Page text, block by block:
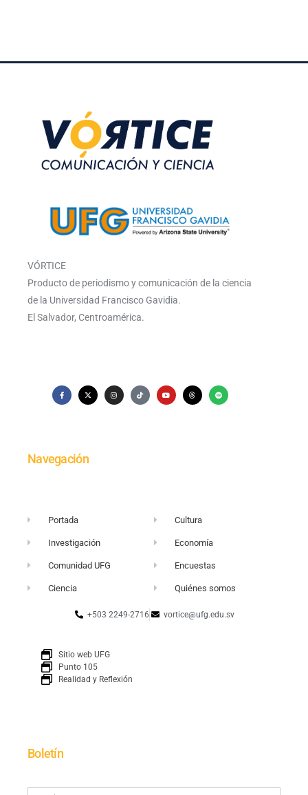
VÓRTICE
Producto de periodismo y comunicación de la ciencia
de la Universidad Francisco Gavidia.
El Salvador, Centroamérica.
Navegación
Portada
Investigación
Comunidad UFG
Ciencia
Cultura
Economía
Encuestas
Quiénes somos
+503 2249-2716 vortice@ufg.edu.sv
Sitio web UFG
Punto 105
Realidad y Reflexión
Boletín